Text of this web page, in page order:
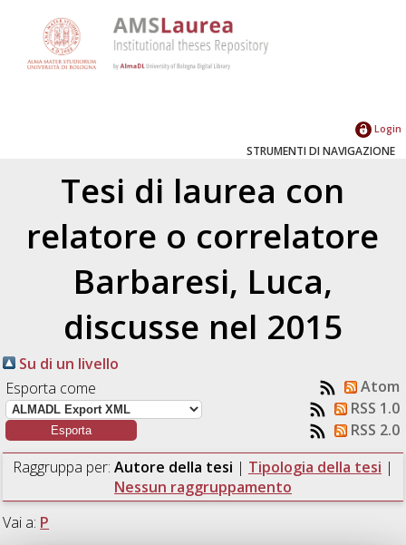
Login
STRUMENTI DI NAVIGAZIONE
Tesi di laurea con
relatore o correlatore
Barbaresi, Luca,
discusse nel 2015
Su di un livello
Esporta come
Atom
RSS 1.0
RSS 2.0
Raggruppa per: Autore della tesi | Tipologia della tesi |
Nessun raggruppamento
Vai a: P